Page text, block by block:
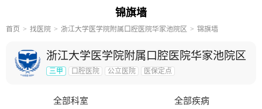
锦旗墙
首页 找医院 浙江大学医学院附属口腔医院华家池院区 锦旗墙
浙江大学医学院附属口腔医院华家池院区
三甲 口腔医院 公立医院 医保定点
全部科室 全部疾病